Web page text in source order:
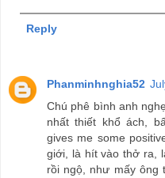
Reply
Phanminhnghia52
Chú phê bình anh
nhất thiết khổ ách,
gives me some
giới, là hít vào thở ra,
rồi ngộ, như mấy ông